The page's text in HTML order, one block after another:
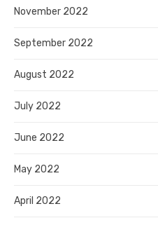
November 2022
September 2022
August 2022
July 2022
June 2022
May 2022
April 2022